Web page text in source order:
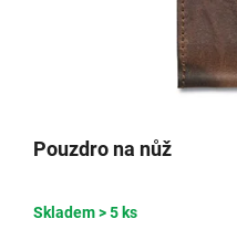
Pouzdro na nůž
Skladem> 5 ks